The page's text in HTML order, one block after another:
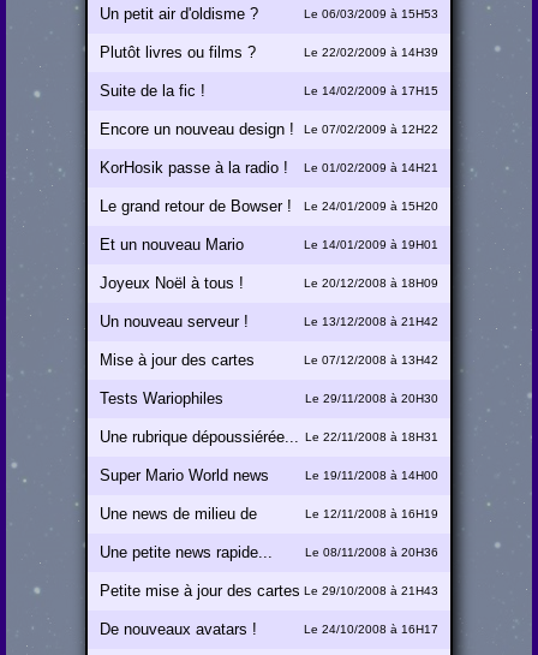
Le 06/03/2009 à 15H53
Un petit air d'oldisme ?
Le 22/02/2009 à 14H39
Plutôt livres ou films ?
Le 14/02/2009 à 17H15
Suite de la fic !
Le 07/02/2009 à 12H22
Encore un nouveau design !
Le 01/02/2009 à 14H21
KorHosik passe à la radio !
Le 24/01/2009 à 15H20
Le grand retour de Bowser !
Le 14/01/2009 à 19H01
Et un nouveau Mario
Universalis, un ! Le 20/12/2008 à 18H09
Joyeux Noël à tous !
Le 13/12/2008 à 21H42
Un nouveau serveur !
Le 07/12/2008 à 13H42
Mise à jour des cartes
Le 29/11/2008 à 20H30
Tests Wariophiles
Le 22/11/2008 à 18H31
Une rubrique dépoussiérée...
Le 19/11/2008 à 14H00
Super Mario World news
Le 12/11/2008 à 16H19
Une news de milieu de
semaine :-) Le 08/11/2008 à 20H36
Une petite news rapide...
Le 29/10/2008 à 21H43
Petite mise à jour des cartes
et une nouvelle fic Le 24/10/2008 à 16H17
De nouveaux avatars !